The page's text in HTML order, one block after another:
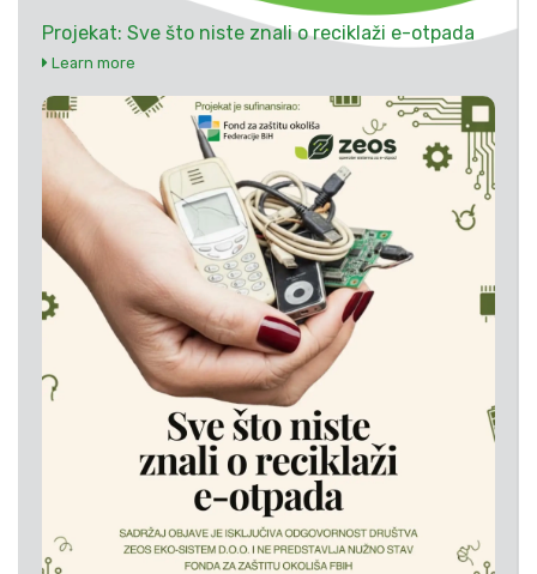
Projekat: Sve što niste znali o reciklaži e-otpada
Learn more